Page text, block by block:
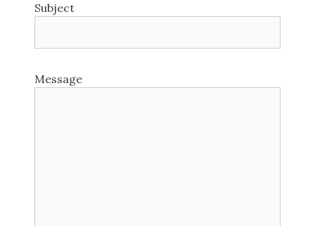
Subject
Message